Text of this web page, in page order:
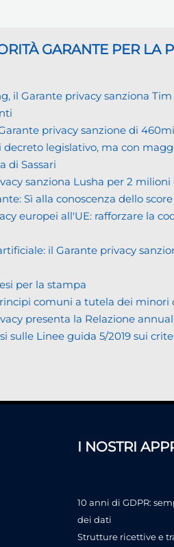
GARANTE PER LA
il Garante privacy sanziona
privacy sanzione di
decreto legislativo, ma con
di Sassari
sanziona Lusha per 2
Sì alla conoscenza dello
europei all'UE: rafforzare la
il Garante privacy
per la stampa
comuni a tutela dei
presenta la Relazione
sulle Linee guida 5/2019 sui
I NOSTRI
10 anni di GDPR:
dei dati
Strutture ricettive e